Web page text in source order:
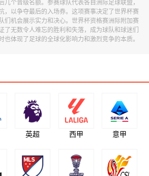
几个晋级名额。参赛球队代表各自洲际足球联盟，
，以争夺最后的入场券。这项赛事决定了世界杯赛
们机会展示实力和决心。世界杯资格赛洲际附加赛
了无数令人难忘的胜利和失落，成为球队和球迷们
也体现了足球的全球化影响力和激烈竞争的本质。
英超 西甲 意甲